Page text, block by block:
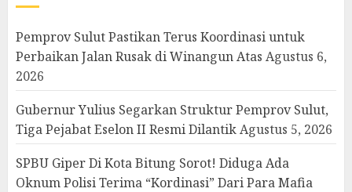
Pemprov Sulut Pastikan Terus Koordinasi untuk
Perbaikan Jalan Rusak di Winangun Atas Agustus 6,
2026
Gubernur Yulius Segarkan Struktur Pemprov Sulut,
Tiga Pejabat Eselon II Resmi DilantikAgustus 5, 2026
SPBU Giper Di Kota Bitung Sorot! Diduga Ada
Oknum Polisi Terima “Kordinasi” Dari Para Mafia